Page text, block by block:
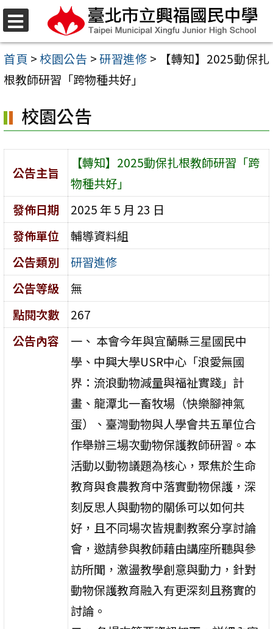
選
單
跳
至
主
要
容
區
首頁 >校園公告 >研習進修 >
【轉知】2025動保扎
根教師研習「跨物種共好」
校園公告
公告主旨
【轉知】2025動保扎根教師研習「跨
物種共好」
發佈日期
2025 年 5 月 23 日
發佈單位
輔導資料組
公告類別
研習進修
公告等級
無
點閱次數
267
公告內容
一、 本會今年與宜蘭縣三星國民中
學、中興大學USR中心「浪愛無國
界：流浪動物減量與福祉實踐」計
畫、龍潭北一畜牧場（快樂腳神氣
蛋）、臺灣動物與人學會共五單位合
作舉辦三場次動物保護教師研習。本
活動以動物議題為核心，聚焦於生命
教育與食農教育中落實動物保護，深
刻反思人與動物的關係可以如何共
好，且不同場次皆規劃教案分享討論
會，邀請參與教師藉由講座所聽與參
訪所聞，激盪教學創意與動力，針對
動物保護教育融入有更深刻且務實的
討論。